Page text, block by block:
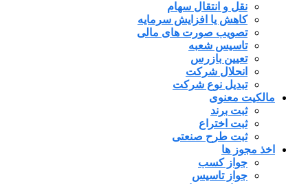
نقل و انتقال سهام
کاهش یا افزایش سرمایه
تصویب صورت های مالی
تاسیس شعبه
تعیین بازرس
انحلال شرکت
تبدیل نوع شرکت
مالکیت معنوی
ثبت برند
ثبت اختراع
ثبت طرح صنعتی
اخذ مجوز ها
جواز کسب
جواز تاسیس